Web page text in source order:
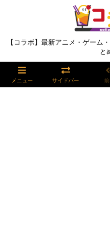
【コラボ】最新アニメ・ゲーム
と
メニュー サイドバー